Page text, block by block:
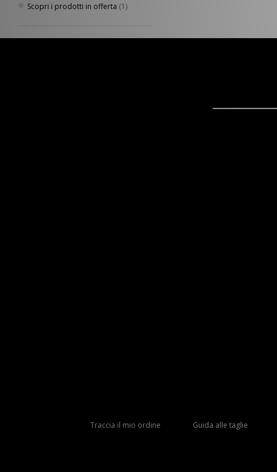
Scopri i prodotti in offerta (1)
Traccia il mio ordine Guida alle taglie